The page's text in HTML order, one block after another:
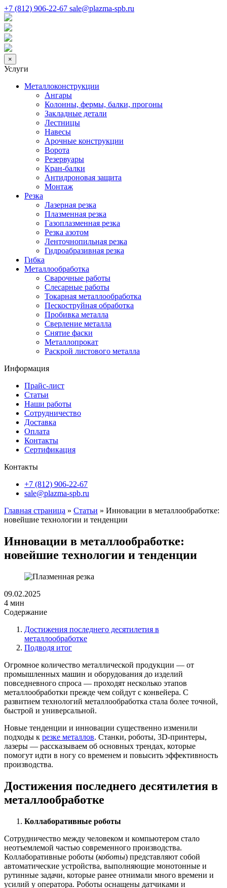
+7 (812) 906-22-67 sale@plazma-spb.ru
×
Услуги
Металлоконструкции
Ангары
Колонны, фермы, балки, прогоны
Закладные детали
Лестницы
Навесы
Арочные конструкции
Ворота
Резервуары
Кран-балки
Антидроновая защита
Монтаж
Резка
Лазерная резка
Плазменная резка
Газоплазменная резка
Резка азотом
Ленточнопильная резка
Гидроабразивная резка
Гибка
Металлообработка
Сварочные работы
Слесарные работы
Токарная металлообработка
Пескоструйная обработка
Пробивка металла
Сверление металла
Снятие фаски
Металлопрокат
Раскрой листового металла
Информация
Прайс-лист
Статьи
Наши работы
Сотрудничество
Доставка
Оплата
Контакты
Сертификация
Контакты
+7 (812) 906-22-67
sale@plazma-spb.ru
Главная страница » Статьи » Инновации в металлообработке:
новейшие технологии и тенденции
Инновации в металлообработке:
новейшие технологии и тенденции
09.02.2025
4 мин
Содержание
Достижения последнего десятилетия в
металлообработке
Подводя итог
Огромное количество металлической продукции — от
промышленных машин и оборудования до изделий
повседневного спроса — проходят несколько этапов
металлообработки прежде чем сойдут с конвейера. C
развитием технологий металлообработка стала более точной,
быстрой и универсальной.
Новые тенденции и инновации существенно изменили
подходы к резке металлов. Станки, роботы, 3D-принтеры,
лазеры — рассказываем об основных трендах, которые
помогут идти в ногу со временем и повысить эффективность
производства.
Достижения последнего десятилетия в
металлообработке
Коллаборативные роботы
Сотрудничество между человеком и компьютером стало
неотъемлемой частью современного производства.
Коллаборативные роботы (коботы) представляют собой
автоматические устройства, выполняющие монотонные и
рутинные задачи, которые ранее отнимали много времени и
усилий у оператора. Роботы оснащены датчиками и